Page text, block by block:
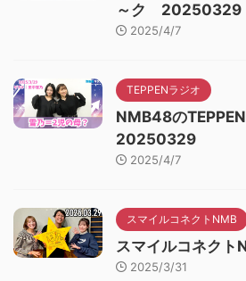
～ク 20250329
2025/4/7
TEPPENラジオ
NMB48の
20250329
2025/4/7
スマイルコネクトNMB
スマイルコネク
2025/3/31